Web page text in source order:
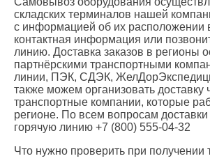
складских терминалов нашей
с информацией об их расположении
контактная информация или
линию. Доставка заказов в регионы
партнёрскими транспортными
линии, ПЭК, СДЭК,
также можем организовать доставку
транспортные компании, которые
регионе. По всем вопросам доставки
горячую линию +7 (800) 555-04-32
Что нужно проверить при получении